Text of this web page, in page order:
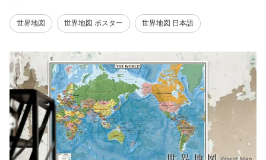
世界地図 世界地図 ポスター 世界地図 日本語